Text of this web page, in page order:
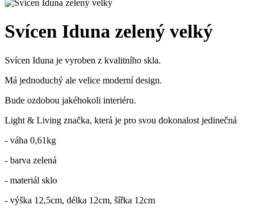
Svícen Iduna zelený velký
Svícen Iduna je vyroben z kvalitního skla.
Má jednoduchý ale velice moderní design.
Bude ozdobou jakéhokoli interiéru.
Light & Living značka, která je pro svou dokonalost jedinečná
- váha 0,61kg
- barva zelená
- materiál sklo
- výška 12,5cm, délka 12cm, šířka 12cm